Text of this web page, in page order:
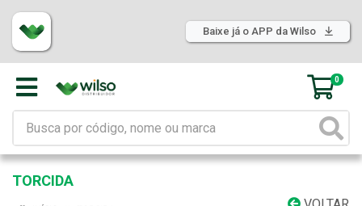
Baixe já o APP da Wilso
0
TORCIDA